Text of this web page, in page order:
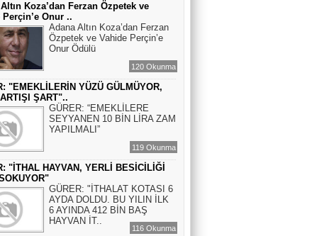
Koza’dan Ferzan Özpetek ve
Perçin’e Onur ..
Adana Altın Koza’dan Ferzan
Özpetek ve Vahide Perçin’e
Onur Ödülü
120 Okunma
"EMEKLİLERİN YÜZÜ GÜLMÜYOR,
ŞART"..
GÜRER: “EMEKLİLERE
SEYYANEN 10 BİN LİRA ZAM
YAPILMALI”
119 Okunma
"İTHAL HAYVAN, YERLİ BESİCİLİĞİ
GÜRER: "İTHALAT KOTASI 6
AYDA DOLDU. BU YILIN İLK
6 AYINDA 412 BİN BAŞ
HAYVAN İT..
116 Okunma